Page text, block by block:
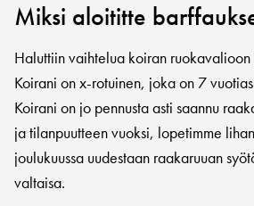
Miksi aloititte
Haluttiin vaihtelua koiran
Koirani on x-rotuinen, joka on 7
Koirani on jo pennusta asti saannu
ja tilanpuutteen vuoksi, lopetimme
joulukuussa uudestaan raakaruuan
valtaisa.